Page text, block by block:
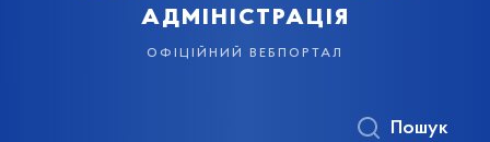
адміністрація
офіційний вебпортал
Пошук